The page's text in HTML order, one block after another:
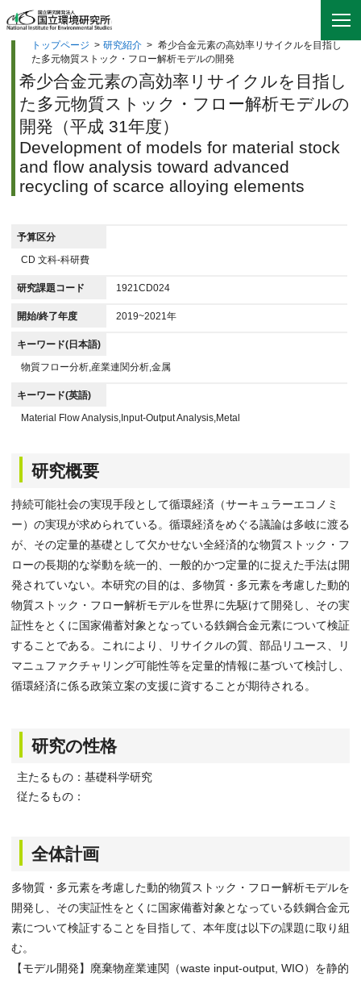
トップページ > 研究紹介 > 希少合金元素の高効率リサイクルを目指し
た多元物質ストック・フロー解析モデルの開発
希少合金元素の高効率リサイクルを目指し
た多元物質ストック・フロー解析モデルの
開発（平成 31年度）
Development of models for material stock
and flow analysis toward advanced
recycling of scarce alloying elements
予算区分
CD 文科-科研費
研究課題コード 1921CD024
開始/終了年度 2019~2021年
キーワード(日本語)
物質フロー分析,産業連関分析,金属
キーワード(英語)
Material Flow Analysis,Input-Output Analysis,Metal
研究概要
持続可能社会の実現手段として循環経済（サーキュラーエコノミ
ー）の実現が求められている。循環経済をめぐる議論は多岐に渡る
が、その定量的基礎として欠かせない全経済的な物質ストック・フ
ローの長期的な挙動を統一的、一般的かつ定量的に捉えた手法は開
発されていない。本研究の目的は、多物質・多元素を考慮した動的
物質ストック・フロー解析モデルを世界に先駆けて開発し、その実
証性をとくに国家備蓄対象となっている鉄鋼合金元素について検証
することである。これにより、リサイクルの質、部品リユース、リ
マニュファクチャリング可能性等を定量的情報に基づいて検討し、
循環経済に係る政策立案の支援に資することが期待される。
研究の性格
主たるもの：基礎科学研究
従たるもの：
全体計画
多物質・多元素を考慮した動的物質ストック・フロー解析モデルを
開発し、その実証性をとくに国家備蓄対象となっている鉄鋼合金元
素について検証することを目指して、本年度は以下の課題に取り組
む。
【モデル開発】廃棄物産業連関（waste input-output, WIO）を静的